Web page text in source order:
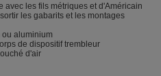
avec les fils métriques et d'Américain
les gabarits et les montages
aluminium
de dispositif trembleur
d'air